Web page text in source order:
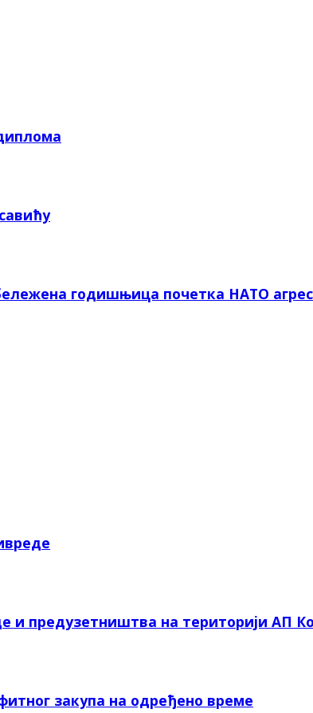
годишњица почетка НАТО
и предузетништва на територији АП
закупа на одређено време